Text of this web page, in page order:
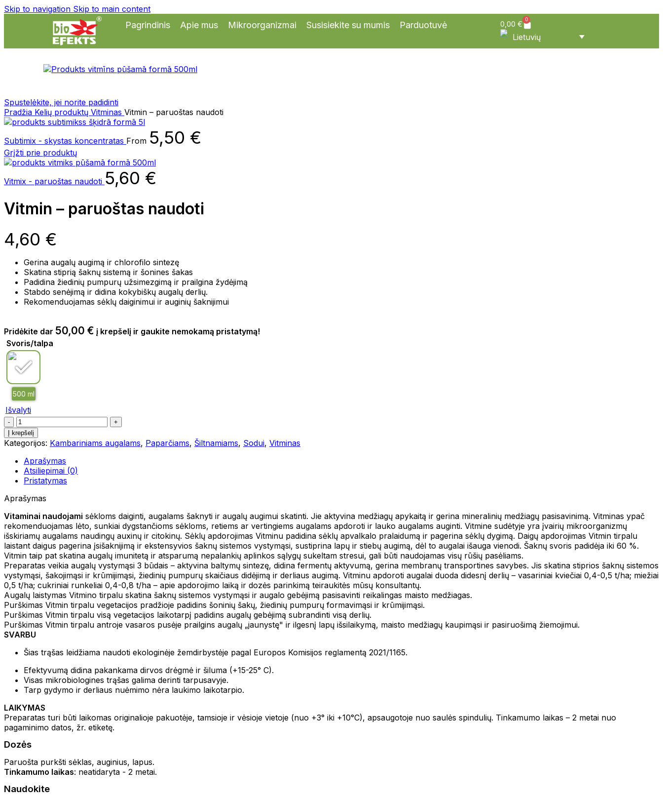
Skip to navigation Skip to main content
Pagrindinis Apie mus Mikroorganizmai Susisiekite su mumis Parduotuvė 0,00 €
0
Lietuvių
Spustelėkite, jei norite padidinti
Pradžia Kelių produktų Vitminas Vitmin – paruoštas naudoti
Subtimix - skystas koncentratas From 5,50 €
Grįžti prie produktų
Vitmix - paruoštas naudoti 5,60 €
Vitmin – paruoštas naudoti
4,60 €
Gerina augalų augimą ir chlorofilo sintezę
Skatina stiprią šaknų sistemą ir šonines šakas
Padidina žiedinių pumpurų užsimezgimą ir prailgina žydėjimą
Stabdo senėjimą ir didina kokybiškų augalų derlių.
Rekomenduojamas sėklų daiginimui ir auginių šaknijimui
Pridėkite dar 50,00 € į krepšelį ir gaukite nemokamą pristatymą!
Svoris/talpa
Išvalyti
Į krepšelį
Kategorijos: Kambariniams augalams, Paparčiams, Šiltnamiams, Sodui, Vitminas
Aprašymas
Atsiliepimai (0)
Pristatymas
Aprašymas
Vitaminai naudojami sėkloms daiginti, augalams šaknyti ir augalų augimui skatinti. Jie aktyvina medžiagų apykaitą ir gerina mineralinių medžiagų pasisavinimą. Vitminas ypač
rekomenduojamas lėto, sunkiai dygstančioms sėkloms, retiems ar vertingiems augalams apdoroti ir lauko augalams auginti. Vitmine sudėtyje yra įvairių mikroorganizmų
išskiriamų augalams naudingų auxinų ir citokinų. Sėklų apdorojimas Vitminu padidina sėklų apvalkalo pralaidumą ir pagerina sėklų dygimą. Daigų apdorojimas Vitmin tirpalu
laistant daigus pagerina įsišaknijimą ir ekstensyvios šaknų sistemos vystymąsi, sustiprina lapų ir stiebų augimą, dėl to augalai išauga vienodi. Šaknų svoris padidėja iki 60 %.
Vitmin taip pat skatina augalų imunitetą ir atsparumą nepalankių aplinkos sąlygų sukeltam stresui, gali būti naudojamas visų rūšių pasėliams.
Preparatas veikia augalų vystymąsi 3 būdais – aktyvina baltymų sintezę, didina fermentų aktyvumą, gerina membranų transportines savybes. Jis skatina stiprios šaknų sistemos
vystymąsi, šakojimąsi ir krūmijimąsi, žiedinių pumpurų skaičiaus didėjimą ir derliaus augimą. Vitminu apdoroti augalai duoda didesnį derlių – vasariniai kviečiai 0,4-0,5 t/ha; miežiai
0,5 t/ha; cukriniai runkeliai 0,4-0,8 t/ha – apie apdorojimo laiką ir dozės parinkimą teiraukitės mūsų konsultantų.
Augalų laistymas Vitmino tirpalu skatina šaknų sistemos vystymąsi ir augalo gebėjimą pasisavinti reikalingas maisto medžiagas.
Purškimas Vitmin tirpalu vegetacijos pradžioje padidins šoninių šakų, žiedinių pumpurų formavimąsi ir krūmijimąsi.
Purškimas Vitmin tirpalu visą vegetacijos laikotarpį padidins augalų gebėjimą subrandinti visą derlių.
Purškimas Vitmin tirpalu antroje vasaros pusėje prailgins augalų „jaunystę" ir ilgesnį lapų išsilaikymą, maisto medžiagų kaupimąsi ir pasiruošimą žiemojimui.
SVARBU
Šias trąšas leidžiama naudoti ekologinėje žemdirbystėje pagal Europos Komisijos reglamentą 2021/1165.
Efektyvumą didina pakankama dirvos drėgmė ir šiluma (+15-25° C).
Visas mikrobiologines trąšas galima derinti tarpusavyje.
Tarp gydymo ir derliaus nuėmimo nėra laukimo laikotarpio.
LAIKYMAS
Preparatas turi būti laikomas originalioje pakuotėje, tamsioje ir vėsioje vietoje (nuo +3° iki +10°C), apsaugotoje nuo saulės spindulių. Tinkamumo laikas – 2 metai nuo
pagaminimo datos, žr. etiketę.
Dozės
Paruošta purkšti sėklas, auginius, lapus.
Tinkamumo laikas: neatidaryta - 2 metai.
Naudokite